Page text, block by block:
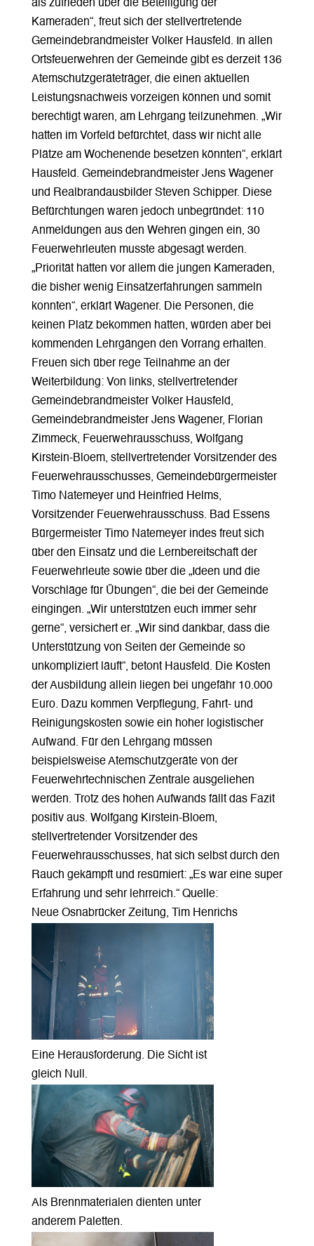
als zufrieden über die Beteiligung der
Kameraden“, freut sich der stellvertretende
Gemeindebrandmeister Volker Hausfeld. In allen
Ortsfeuerwehren der Gemeinde gibt es derzeit 136
Atemschutzgeräteträger, die einen aktuellen
Leistungsnachweis vorzeigen können und somit
berechtigt waren, am Lehrgang teilzunehmen. „Wir
hatten im Vorfeld befürchtet, dass wir nicht alle
Plätze am Wochenende besetzen könnten“, erklärt
Hausfeld. Gemeindebrandmeister Jens Wagener
und Realbrandausbilder Steven Schipper. Diese
Befürchtungen waren jedoch unbegründet: 110
Anmeldungen aus den Wehren gingen ein, 30
Feuerwehrleuten musste abgesagt werden.
„Priorität hatten vor allem die jungen Kameraden,
die bisher wenig Einsatzerfahrungen sammeln
konnten“, erklärt Wagener. Die Personen, die
keinen Platz bekommen hatten, würden aber bei
kommenden Lehrgängen den Vorrang erhalten.
Freuen sich über rege Teilnahme an der
Weiterbildung: Von links, stellvertretender
Gemeindebrandmeister Volker Hausfeld,
Gemeindebrandmeister Jens Wagener, Florian
Zimmeck, Feuerwehrausschuss, Wolfgang
Kirstein-Bloem, stellvertretender Vorsitzender des
Feuerwehrausschusses, Gemeindebürgermeister
Timo Natemeyer und Heinfried Helms,
Vorsitzender Feuerwehrausschuss. Bad Essens
Bürgermeister Timo Natemeyer indes freut sich
über den Einsatz und die Lernbereitschaft der
Feuerwehrleute sowie über die „Ideen und die
Vorschläge für Übungen“, die bei der Gemeinde
eingingen. „Wir unterstützen euch immer sehr
gerne“, versichert er. „Wir sind dankbar, dass die
Unterstützung von Seiten der Gemeinde so
unkompliziert läuft“, betont Hausfeld. Die Kosten
der Ausbildung allein liegen bei ungefähr 10.000
Euro. Dazu kommen Verpflegung, Fahrt- und
Reinigungskosten sowie ein hoher logistischer
Aufwand. Für den Lehrgang müssen
beispielsweise Atemschutzgeräte von der
Feuerwehrtechnischen Zentrale ausgeliehen
werden. Trotz des hohen Aufwands fällt das Fazit
positiv aus. Wolfgang Kirstein-Bloem,
stellvertretender Vorsitzender des
Feuerwehrausschusses, hat sich selbst durch den
Rauch gekämpft und resümiert: „Es war eine super
Erfahrung und sehr lehrreich.“ Quelle:
Neue Osnabrücker Zeitung, Tim Henrichs
Eine Herausforderung. Die Sicht ist
gleich Null.
Als Brennmaterialen dienten unter
anderem Paletten.